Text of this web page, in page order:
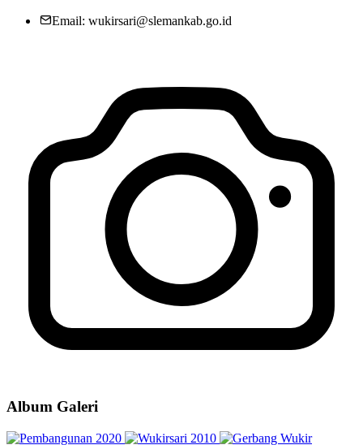
Email: wukirsari@slemankab.go.id
Album Galeri